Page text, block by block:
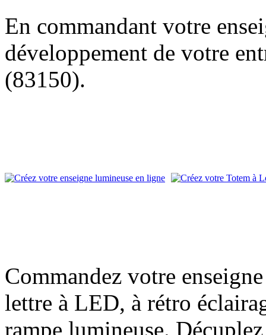
En commandant votre
développement de votre
(83150).
Commandez votre
lettre à LED, à rétro
rampe lumineuse.